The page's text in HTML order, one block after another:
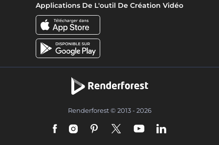
Applications De L'outil De Création Vidéo
Renderforest © 2013 - 2026